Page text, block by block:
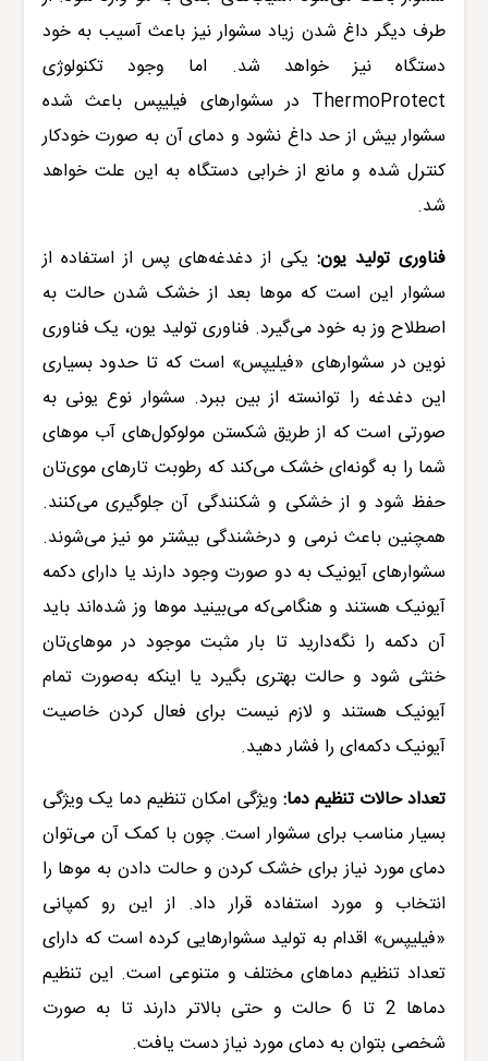
طرف دیگر داغ شدن زیاد سشوار نیز باعث آسیب به خود
دستگاه نیز خواهد شد. اما وجود تکنولوژی
ThermoProtect در سشوارهای فیلیپسباعث شده
سشوار بیش از حد داغ نشود و دمای آن به صورت خودکار
کنترل شده و مانع از خرابی دستگاه به این علت خواهد
شد.
فناوری تولید یون:یکی از دغدغه‌های پس از استفاده از
سشوار این است که موها بعد از خشک شدن حالت به
اصطلاح وز به خود می‌گیرد. فناوری تولید یون، یک فناوری
نوین در سشوارهای «فیلیپس» است که تا حدود بسیاری
این دغدغه را توانسته از بین ببرد. سشوار نوع یونی به
صورتی است که از طریق شکستن مولوکول‌های آب موهای
شما را به گونه‌ای خشک می‌کند که رطوبت تارهای موی‌تان
حفظ شود و از خشکی و شکنندگی آن جلوگیری می‌کنند.
همچنین باعث نرمی و درخشندگی بیشتر مو نیز می‌شوند.
سشوارهای آیونیک به دو صورت وجود دارند یا دارای دکمه
آیونیک هستند و هنگامی‌که می‌بینید موها وز شده‌اند باید
آن دکمه را نگه‌دارید تا بار مثبت موجود در موهای‌تان
خنثی شود و حالت بهتری بگیرد یا اینکه به‌صورت تمام
آیونیک هستند و لازم نیست برای فعال کردن خاصیت
آیونیک دکمه‌ای را فشار دهید.
تعداد حالات تنظیم دما:ویژگی امکان تنظیم دما یک ویژگی
بسیار مناسب برای سشوار است. چون با کمک آن می‌توان
دمای مورد نیاز برای خشک کردن و حالت دادن به موها را
انتخاب و مورد استفاده قرار داد. از این رو کمپانی
«فیلیپس» اقدام به تولید سشوارهایی کرده است که دارای
تعداد تنظیم دماهای مختلف و متنوعی است. این تنظیم
دماها 2 تا 6 حالت و حتی بالاتر دارند تا به صورت
شخصی بتوان به دمای مورد نیاز دست یافت.